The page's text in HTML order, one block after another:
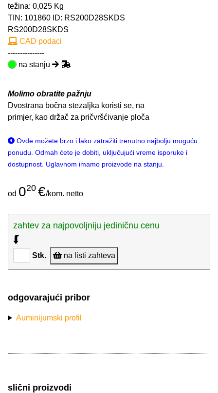
težina: 0,025 Kg
TIN: 101860 ID: RS200D28SKDS
RS200D28SKDS
CAD podaci
---------------
na stanju
Molimo obratite pažnju
Dvostrana bočna stezaljka koristi se, na
primjer, kao držač za pričvršćivanje ploča
Ovde možete brzo i lako zatražiti trenutno najbolju moguću
ponudu. Odmah ćete je dobiti, uključujući vreme isporuke i
dostupnost. Uglavnom imamo proizvode na stanju.
od 020 €/kom. netto
zahtev za najpovoljniju jediničnu cenu
⮮
Stk. na listi zahteva
odgovarajući pribor
Auminijumski profil
slični proizvodi